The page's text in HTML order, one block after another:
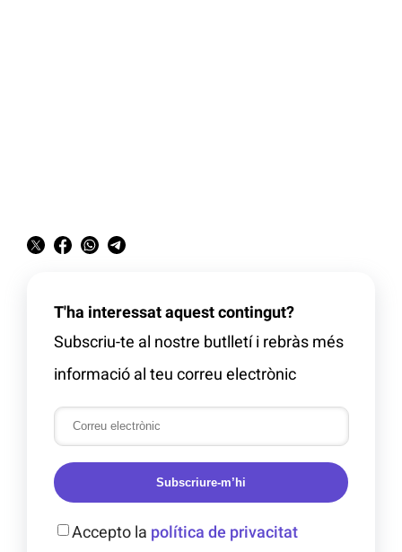
T'ha interessat aquest contingut?
Subscriu-te al nostre butlletí i rebràs més
informació al teu correu electrònic
Subscriure-m’hi
Accepto la política de privacitat